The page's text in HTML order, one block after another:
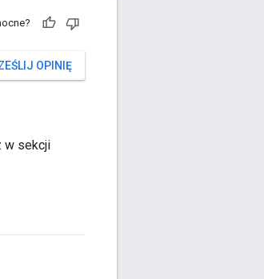
OPINIĘ
w sekcji